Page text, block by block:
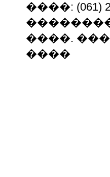
����: (061)
����. ���.:
����